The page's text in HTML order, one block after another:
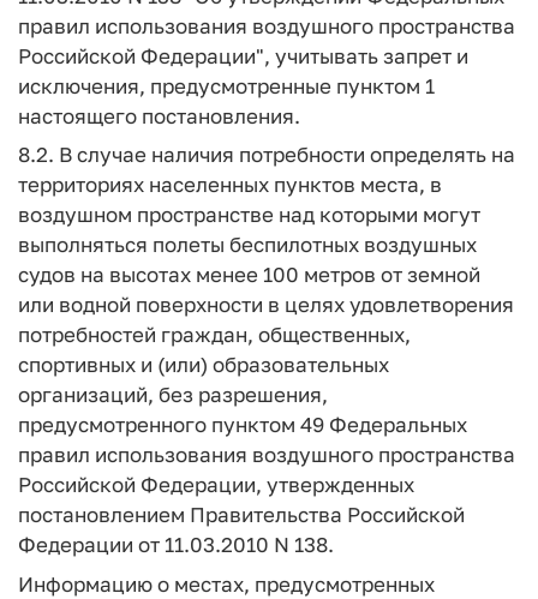
правил использования воздушного пространства
Российской Федерации", учитывать запрет и
исключения, предусмотренные пунктом 1
настоящего постановления.
8.2. В случае наличия потребности определять на
территориях населенных пунктов места, в
воздушном пространстве над которыми могут
выполняться полеты беспилотных воздушных
судов на высотах менее 100 метров от земной
или водной поверхности в целях удовлетворения
потребностей граждан, общественных,
спортивных и (или) образовательных
организаций, без разрешения,
предусмотренного пунктом 49 Федеральных
правил использования воздушного пространства
Российской Федерации, утвержденных
постановлением Правительства Российской
Федерации от 11.03.2010 N 138.
Информацию о местах, предусмотренных